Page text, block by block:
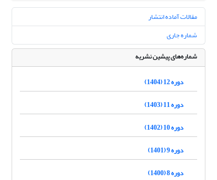
مقالات آماده انتشار
شماره جاری
شماره‌های پیشین نشریه
دوره 12 (1404)
دوره 11 (1403)
دوره 10 (1402)
دوره 9 (1401)
دوره 8 (1400)